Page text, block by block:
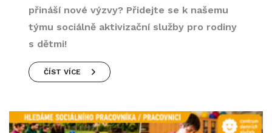
přináší nové výzvy? Přidejte se k našemu
týmu sociálně aktivizační služby pro rodiny
s dětmi!
ČÍST VÍCE